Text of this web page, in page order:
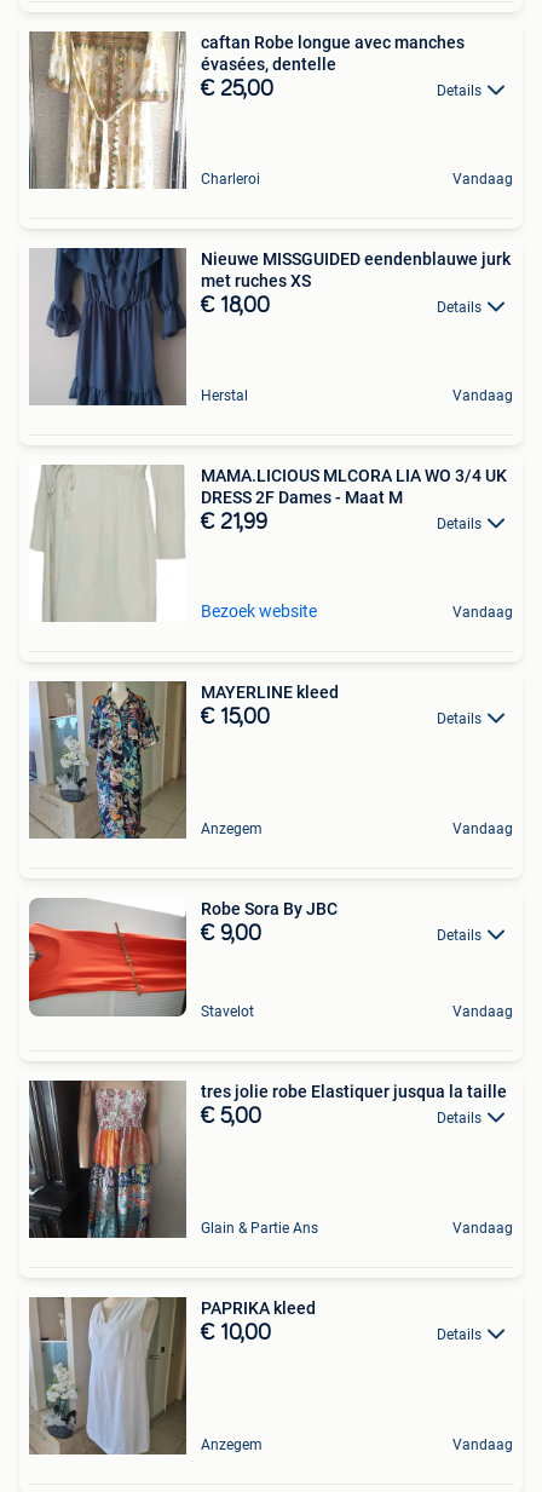
caftan Robe longue avec manches
évasées, dentelle
€ 25,00 Details
Charleroi Vandaag
Nieuwe MISSGUIDED eendenblauwe jurk
met ruches XS
€ 18,00 Details
Herstal Vandaag
MAMA.LICIOUS MLCORA LIA WO 3/4 UK
DRESS 2F Dames - Maat M
€ 21,99 Details
Bezoek website Vandaag
MAYERLINE kleed
€ 15,00 Details
Anzegem Vandaag
Robe Sora By JBC
€ 9,00 Details
Stavelot Vandaag
tres jolie robe Elastiquer jusqua la taille
€ 5,00 Details
Glain & Partie Ans Vandaag
PAPRIKA kleed
€ 10,00 Details
Anzegem Vandaag